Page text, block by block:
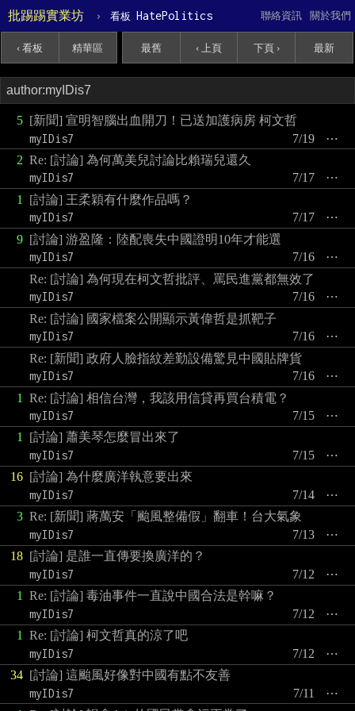
批踢踢實業坊 › 看板 HatePolitics 關於我們
聯絡資訊
‹ 看板 精華區 最舊 ‹ 上頁 下頁 › 最新
5 [新聞] 宣明智腦出血開刀！已送加護病房 柯文哲
myIDis7
⋯
7/19
2 Re: [討論] 為何萬美兒討論比賴瑞兒還久
myIDis7
⋯
7/17
1
[討論] 王柔穎有什麼作品嗎？
myIDis7
⋯
7/17
9 [討論] 游盈隆：陸配喪失中國證明10年才能選
myIDis7
⋯
7/16
Re: [討論] 為何現在柯文哲批評、罵民進黨都無效了
myIDis7
⋯
7/16
Re: [討論] 國家檔案公開顯示黃偉哲是抓靶子
myIDis7
⋯
7/16
Re: [新聞] 政府人臉指紋差勤設備驚見中國貼牌貨
myIDis7
⋯
7/16
1
Re: [討論] 相信台灣，我該用信貸再買台積電？
myIDis7
⋯
7/15
1
[討論] 蕭美琴怎麼冒出來了
myIDis7
⋯
7/15
16 [討論] 為什麼廣洋執意要出來
myIDis7
⋯
7/14
3 Re: [新聞] 蔣萬安「颱風整備假」翻車！台大氣象
myIDis7
⋯
7/13
18 [討論] 是誰一直傳要換廣洋的？
myIDis7
⋯
7/12
1
Re: [討論] 毒油事件一直說中國合法是幹嘛？
myIDis7
⋯
7/12
1
Re: [討論] 柯文哲真的涼了吧
myIDis7
⋯
7/12
34 [討論] 這颱風好像對中國有點不友善
myIDis7
⋯
7/11